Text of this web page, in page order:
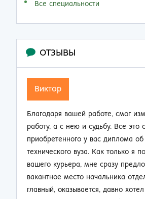
Все специальности
ОТЗЫВЫ
Не думал, что по
производстве так резко
жизнь. Приобрел диплом
техникума и теперь стал
Зарплата выросла почти в
работе смотрят на меня
не нарадуется таким